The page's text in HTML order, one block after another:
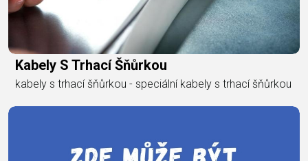
Kabely S Trhací Šňůrkou
kabely s trhací šňůrkou - speciální kabely s trhací šňůrkou